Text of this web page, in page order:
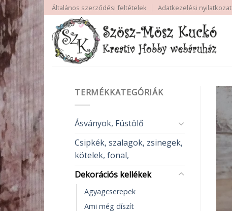
Skip
to
content
Általános szerződési feltételek Adatkezelési nyilatkozat
TERMÉKKATEGÓRIÁK
Ásványok, Füstölő
Csipkék, szalagok, zsinegek,
kötelek, fonal,
Dekorációs kellékek
Agyagcserepek
Ami még díszít